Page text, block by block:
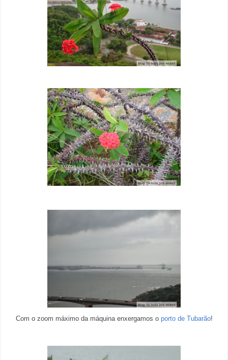
Com o zoom máximo da máquina enxergamos o porto de Tubarão!